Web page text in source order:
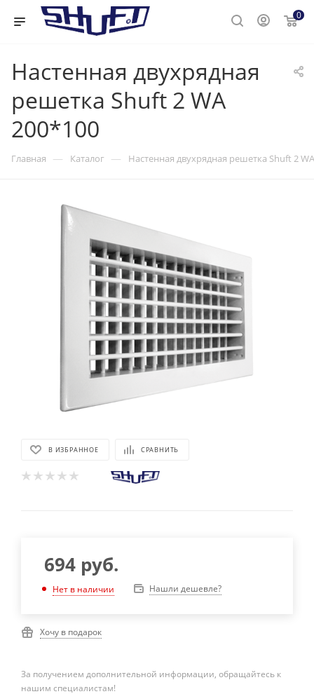
0
Настенная двухрядная
решетка Shuft 2 WA
200*100
Главная — Каталог — Настенная двухрядная решетка Shuft 2
В ИЗБРАННОЕ СРАВНИТЬ
694 руб.
Нет в наличии Нашли дешевле?
Хочу в подарок
За получением дополнительной информации, обращайтесь к
нашим специалистам!